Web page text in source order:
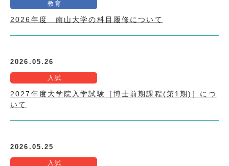
教育
2026年度 南山大学の科目履修について
2026.05.26
入試
2027年度大学院入学試験［博士前期課程(第1期)］につ
いて
2026.05.25
入試